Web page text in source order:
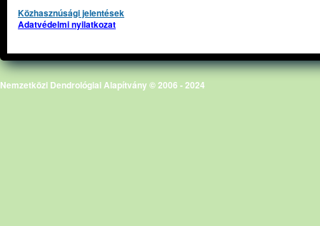
Közhasznúsági jelentések
Adatvédelmi nyilatkozat
Nemzetközi Dendrológiai Alapítvány © 2006 - 2024